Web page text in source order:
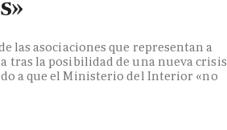
las asociaciones que representan a
tras la posibilidad de una nueva crisis
a que el Ministerio del Interior «no